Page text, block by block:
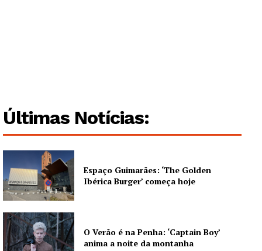
Últimas Notícias:
Espaço Guimarães: ‘The Golden
Ibérica Burger’ começa hoje
O Verão é na Penha: ‘Captain Boy’
anima a noite da montanha